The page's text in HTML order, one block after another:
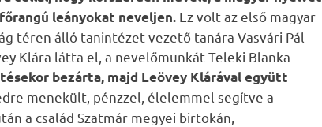
leányokat neveljen. Ez volt az első magyar
téren álló tanintézet vezető tanára Vasvári Pál
Klára látta el, a nevelőmunkát Teleki Blanka
bezárta, majd Leövey Klárával együtt
menekült, pénzzel, élelemmel segítve a
a család Szatmár megyei birtokán,